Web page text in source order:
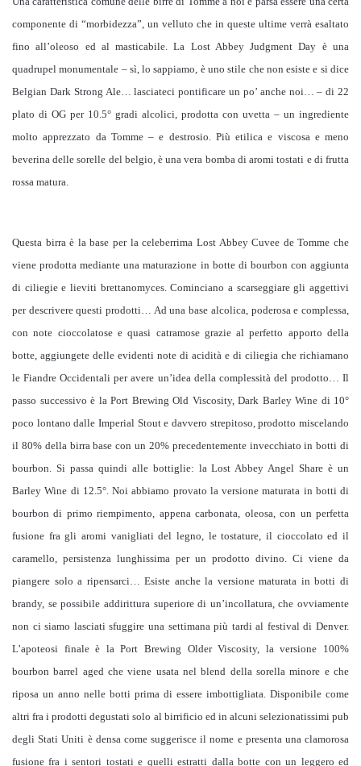
componente di “morbidezza”, un velluto che in queste ultime verrà esaltato
fino all’oleoso ed al masticabile. La Lost Abbey Judgment Day è una
quadrupel monumentale – sì, lo sappiamo, è uno stile che non esiste e si dice
Belgian Dark Strong Ale… lasciateci pontificare un po’ anche noi… – di 22
plato di OG per 10.5° gradi alcolici, prodotta con uvetta – un ingrediente
molto apprezzato da Tomme – e destrosio. Più etilica e viscosa e meno
beverina delle sorelle del belgio, è una vera bomba di aromi tostati e di frutta
rossa matura.
Questa birra è la base per la celeberrima Lost Abbey Cuvee de Tomme che
viene prodotta mediante una maturazione in botte di bourbon con aggiunta
di ciliegie e lieviti brettanomyces. Cominciano a scarseggiare gli aggettivi
per descrivere questi prodotti… Ad una base alcolica, poderosa e complessa,
con note cioccolatose e quasi catramose grazie al perfetto apporto della
botte, aggiungete delle evidenti note di acidità e di ciliegia che richiamano
le Fiandre Occidentali per avere un’idea della complessità del prodotto… Il
passo successivo è la Port Brewing Old Viscosity, Dark Barley Wine di 10°
poco lontano dalle Imperial Stout e davvero strepitoso, prodotto miscelando
il 80% della birra base con un 20% precedentemente invecchiato in botti di
bourbon. Si passa quindi alle bottiglie: la Lost Abbey Angel Share è un
Barley Wine di 12.5°. Noi abbiamo provato la versione maturata in botti di
bourbon di primo riempimento, appena carbonata, oleosa, con un perfetta
fusione fra gli aromi vanigliati del legno, le tostature, il cioccolato ed il
caramello, persistenza lunghissima per un prodotto divino. Ci viene da
piangere solo a ripensarci… Esiste anche la versione maturata in botti di
brandy, se possibile addirittura superiore di un’incollatura, che ovviamente
non ci siamo lasciati sfuggire una settimana più tardi al festival di Denver.
L’apoteosi finale è la Port Brewing Older Viscosity, la versione 100%
bourbon barrel aged che viene usata nel blend della sorella minore e che
riposa un anno nelle botti prima di essere imbottigliata. Disponibile come
altri fra i prodotti degustati solo al birrificio ed in alcuni selezionatissimi pub
degli Stati Uniti è densa come suggerisce il nome e presenta una clamorosa
fusione fra i sentori tostati e quelli estratti dalla botte con un leggero ed